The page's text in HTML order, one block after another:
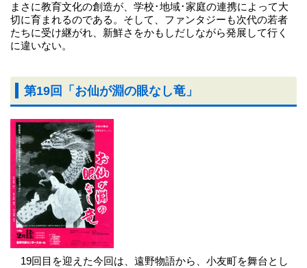
まさに教育文化の創造が、学校･地域･家庭の連携によって大
切に育まれるのである。そして、ファンタジーも次代の若者
たちに受け継がれ、新鮮さをかもしだしながら発展して行く
に違いない。
第19回「お仙が淵の眼なし竜」
19回目を迎えた今回は、遠野物語から、小友町を舞台とし